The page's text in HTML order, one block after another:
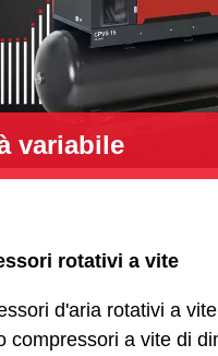
variabile
rotativi a vite
d'aria rotativi a
compressori a vite di